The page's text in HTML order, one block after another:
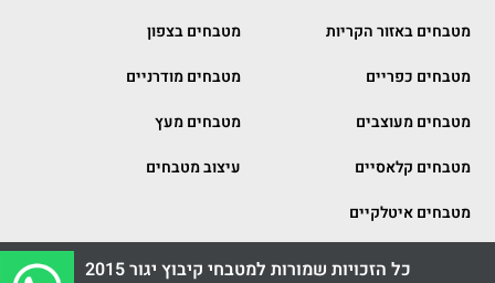
מטבחים באזור הקריות
מטבחים בצפון
מטבחים כפריים
מטבחים מודרניים
מטבחים מעוצבים
מטבחים מעץ
מטבחים קלאסיים
עיצוב מטבחים
מטבחים איטלקיים
כל הזכויות שמורות למטבחי קיבוץ יגור 2015